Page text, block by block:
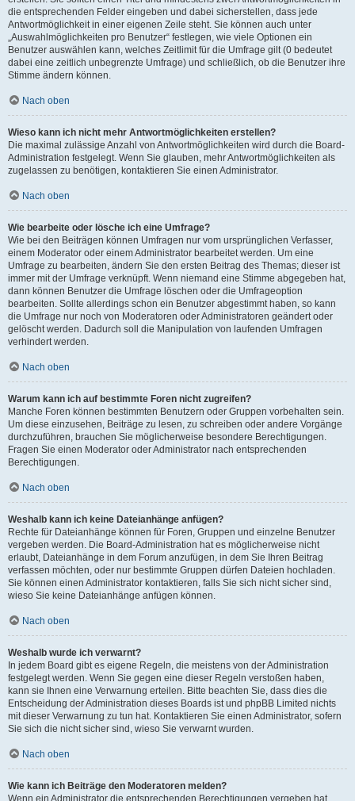
die entsprechenden Felder eingeben und dabei sicherstellen, dass jede
Antwortmöglichkeit in einer eigenen Zeile steht. Sie können auch unter
„Auswahlmöglichkeiten pro Benutzer“ festlegen, wie viele Optionen ein
Benutzer auswählen kann, welches Zeitlimit für die Umfrage gilt (0 bedeutet
dabei eine zeitlich unbegrenzte Umfrage) und schließlich, ob die Benutzer ihre
Stimme ändern können.
Nach oben
Wieso kann ich nicht mehr Antwortmöglichkeiten erstellen?
Die maximal zulässige Anzahl von Antwortmöglichkeiten wird durch die Board-
Administration festgelegt. Wenn Sie glauben, mehr Antwortmöglichkeiten als
zugelassen zu benötigen, kontaktieren Sie einen Administrator.
Nach oben
Wie bearbeite oder lösche ich eine Umfrage?
Wie bei den Beiträgen können Umfragen nur vom ursprünglichen Verfasser,
einem Moderator oder einem Administrator bearbeitet werden. Um eine
Umfrage zu bearbeiten, ändern Sie den ersten Beitrag des Themas; dieser ist
immer mit der Umfrage verknüpft. Wenn niemand eine Stimme abgegeben hat,
dann können Benutzer die Umfrage löschen oder die Umfrageoption
bearbeiten. Sollte allerdings schon ein Benutzer abgestimmt haben, so kann
die Umfrage nur noch von Moderatoren oder Administratoren geändert oder
gelöscht werden. Dadurch soll die Manipulation von laufenden Umfragen
verhindert werden.
Nach oben
Warum kann ich auf bestimmte Foren nicht zugreifen?
Manche Foren können bestimmten Benutzern oder Gruppen vorbehalten sein.
Um diese einzusehen, Beiträge zu lesen, zu schreiben oder andere Vorgänge
durchzuführen, brauchen Sie möglicherweise besondere Berechtigungen.
Fragen Sie einen Moderator oder Administrator nach entsprechenden
Berechtigungen.
Nach oben
Weshalb kann ich keine Dateianhänge anfügen?
Rechte für Dateianhänge können für Foren, Gruppen und einzelne Benutzer
vergeben werden. Die Board-Administration hat es möglicherweise nicht
erlaubt, Dateianhänge in dem Forum anzufügen, in dem Sie Ihren Beitrag
verfassen möchten, oder nur bestimmte Gruppen dürfen Dateien hochladen.
Sie können einen Administrator kontaktieren, falls Sie sich nicht sicher sind,
wieso Sie keine Dateianhänge anfügen können.
Nach oben
Weshalb wurde ich verwarnt?
In jedem Board gibt es eigene Regeln, die meistens von der Administration
festgelegt werden. Wenn Sie gegen eine dieser Regeln verstoßen haben,
kann sie Ihnen eine Verwarnung erteilen. Bitte beachten Sie, dass dies die
Entscheidung der Administration dieses Boards ist und phpBB Limited nichts
mit dieser Verwarnung zu tun hat. Kontaktieren Sie einen Administrator, sofern
Sie sich die nicht sicher sind, wieso Sie verwarnt wurden.
Nach oben
Wie kann ich Beiträge den Moderatoren melden?
Wenn ein Administrator die entsprechenden Berechtigungen vergeben hat,